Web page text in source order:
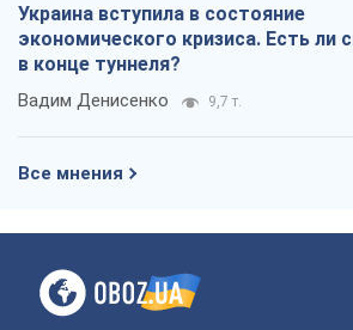
Украина вступила в состояние
экономического кризиса. Есть ли
в конце туннеля?
Вадим Денисенко 9,7 т.
Все мнения